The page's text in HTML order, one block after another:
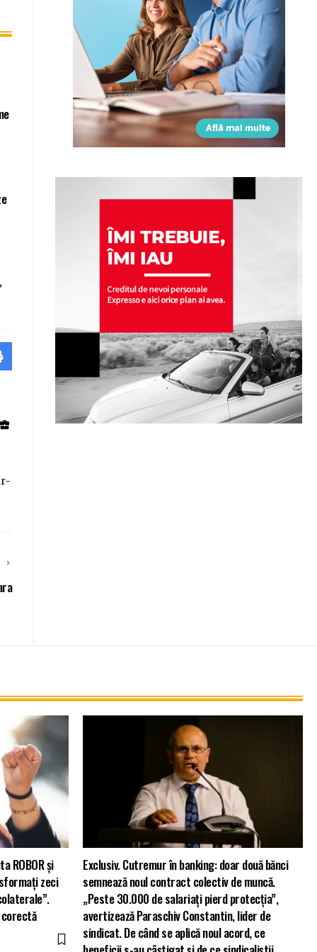
,
ROBOR și
zeci
corectă
Exclusiv. Cutremur în banking: doar două bănci
semnează noul contract colectiv de muncă.
„Peste 30.000 de salariați pierd protecția”,
avertizează Paraschiv Constantin, lider de
sindicat. De când se aplică noul acord, ce